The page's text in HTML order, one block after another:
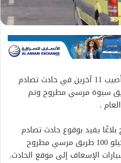
لقى 4 اشخاص مصرعهم وأصيب 11 آخرين في حادث تصادم
سيوة مرسي مطروح وتم
.
يفيد بوقوع حادث تصادم
سيارة اجرة ميكروباص ببالكيلو 100 طريق مرسي مطروح
الإسعاف إلى موقع الحادث.